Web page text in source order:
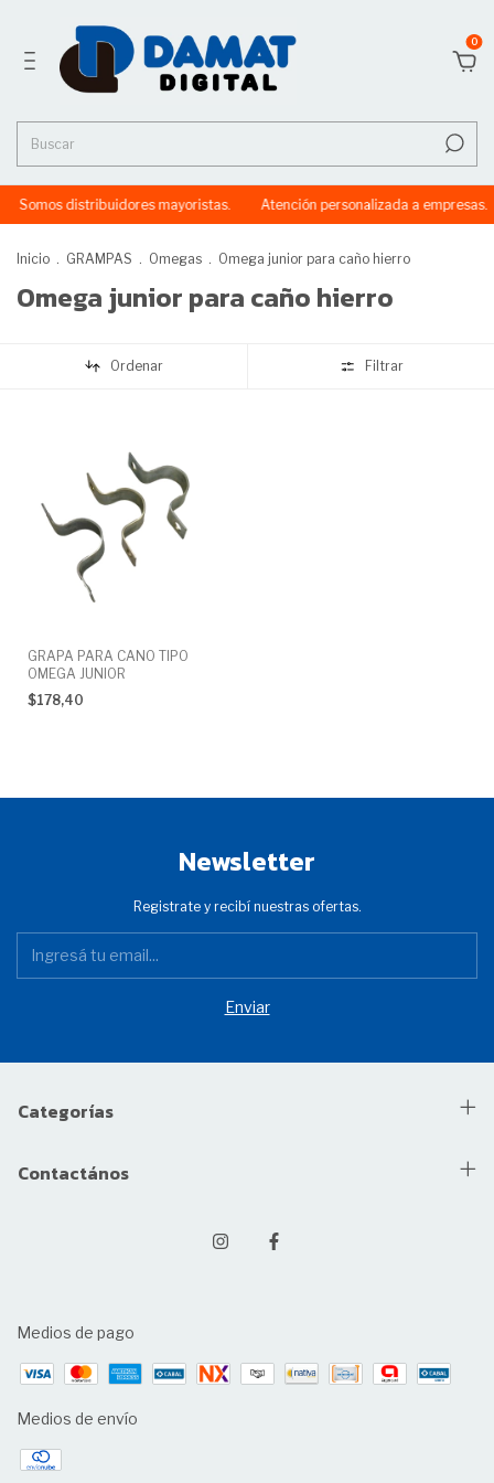
0
Somos distribuidores mayoristas. Atención personalizada a empresas.
Inicio . GRAMPAS . Omegas . Omega junior para caño hierro
Omega junior para caño hierro
Ordenar Filtrar
GRAPA PARA CANO TIPO
OMEGA JUNIOR
$178,40
Newsletter
Registrate y recibí nuestras ofertas.
Categorías
Contactános
Medios de pago
Medios de envío